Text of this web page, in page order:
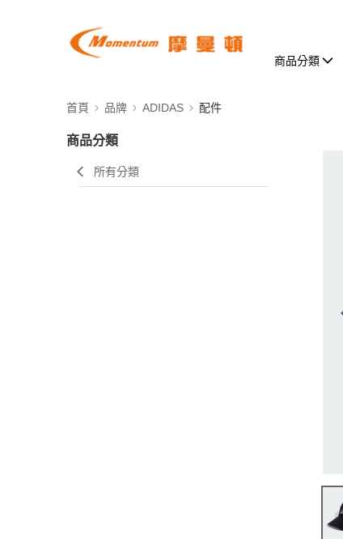
商品分類
首頁 品牌 ADIDAS 配件
商品分類
所有分類